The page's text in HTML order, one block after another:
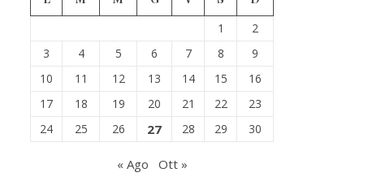
1
2
3
4 5 6 7 8
9
10
11 12 13 14 15
16
17
18 19 20 21 22
23
24
25 26 27 28 29 30
« Ago Ott »